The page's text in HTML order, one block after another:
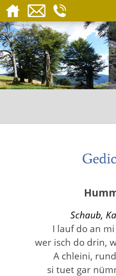
Schaub,
I lauf do an
wer isch do drin,
A chleini,
si tuet gar